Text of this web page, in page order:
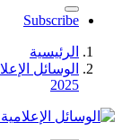
Subscribe
الرئيسية
الوسائل
2025